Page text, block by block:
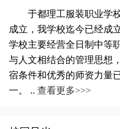
于都理工服装职业学
成立，我学校迄今已经成
学校主要经营全日制中等
与人文相结合的管理思想
宿条件和优秀的师资力量
一。 .. 查看更多>>>